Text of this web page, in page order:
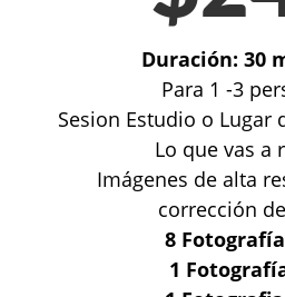
Duración: 30
Para 1 -3
Sesion Estudio o Lugar
Lo que vas a
Imágenes de alta
corrección
8
1